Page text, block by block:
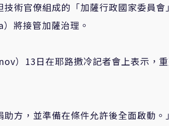
術官僚組成的「加薩行政國家委員會」
將接管加薩治理。
）13日在耶路撒冷記者會上表示，
方，並準備在條件允許後全面啟動。